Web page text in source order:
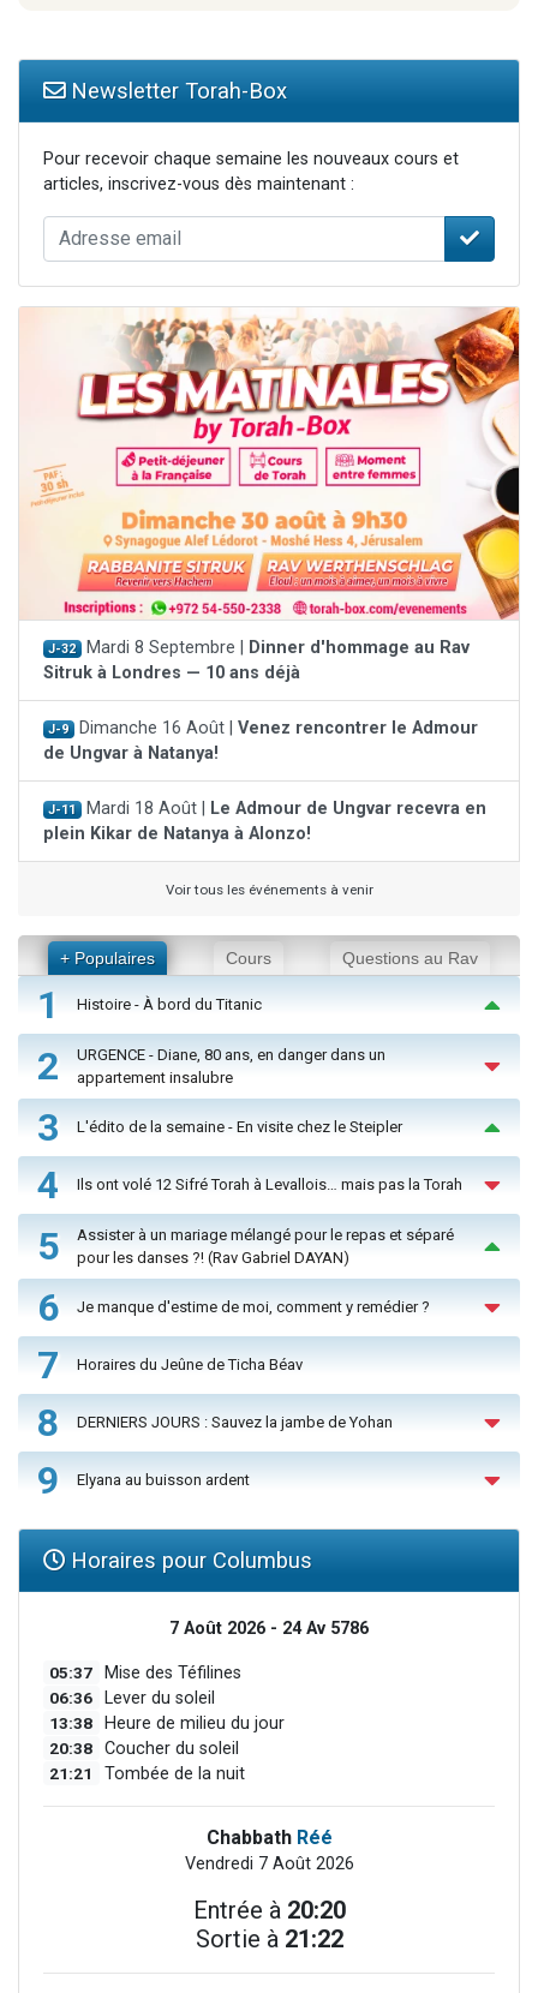
Newsletter Torah-Box
Pour recevoir chaque semaine les nouveaux cours et
articles, inscrivez-vous dès maintenant :
J-32 Mardi 8 Septembre |
Dinner d'hommage au Rav
Sitruk à Londres — 10 ans déjà
J-9 Dimanche 16 Août | Venez rencontrer le Admour
de Ungvar à Natanya!
J-11 Mardi 18 Août |
Le Admour de Ungvar recevra en
plein Kikar de Natanya à Alonzo!
Voir tous les événements à venir
+ Populaires Cours Questions au Rav
1 Histoire - À bord du Titanic
2
URGENCE - Diane, 80 ans, en danger dans un
appartement insalubre
3 L'édito de la semaine - En visite chez le Steipler
4 Ils ont volé 12 Sifré Torah à Levallois… mais pas la Torah
5
Assister à un mariage mélangé pour le repas et séparé
pour les danses ?! (Rav Gabriel DAYAN)
6 Je manque d'estime de moi, comment y remédier ?
7 Horaires du Jeûne de Ticha Béav
8 DERNIERS JOURS : Sauvez la jambe de Yohan
9 Elyana au buisson ardent
Horaires pour Columbus
7 Août 2026 - 24 Av 5786
05:37 Mise des Téfilines
06:36 Lever du soleil
13:38 Heure de milieu du jour
20:38 Coucher du soleil
21:21 Tombée de la nuit
Chabbath Réé
Vendredi 7 Août 2026
Entrée à 20:20
Sortie à 21:22